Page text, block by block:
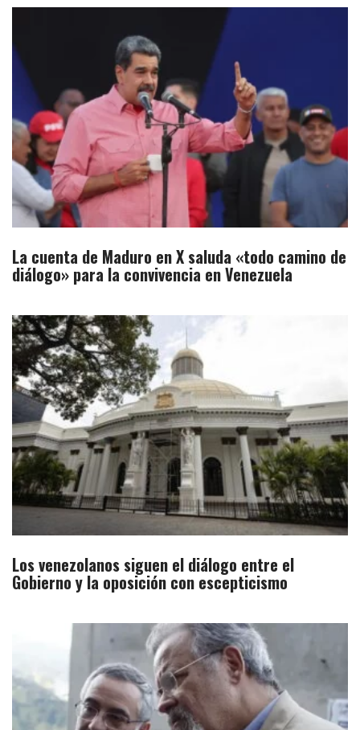
La cuenta de Maduro en X saluda «todo camino de
diálogo» para la convivencia en Venezuela
Los venezolanos siguen el diálogo entre el
Gobierno y la oposición con escepticismo